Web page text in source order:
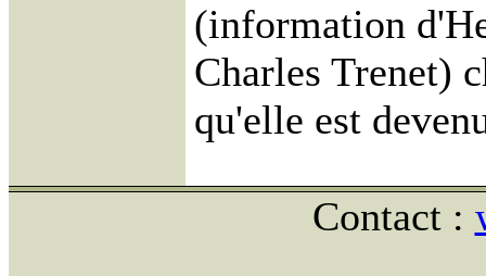
(information
Charles Trenet)
qu'elle est
Contact :